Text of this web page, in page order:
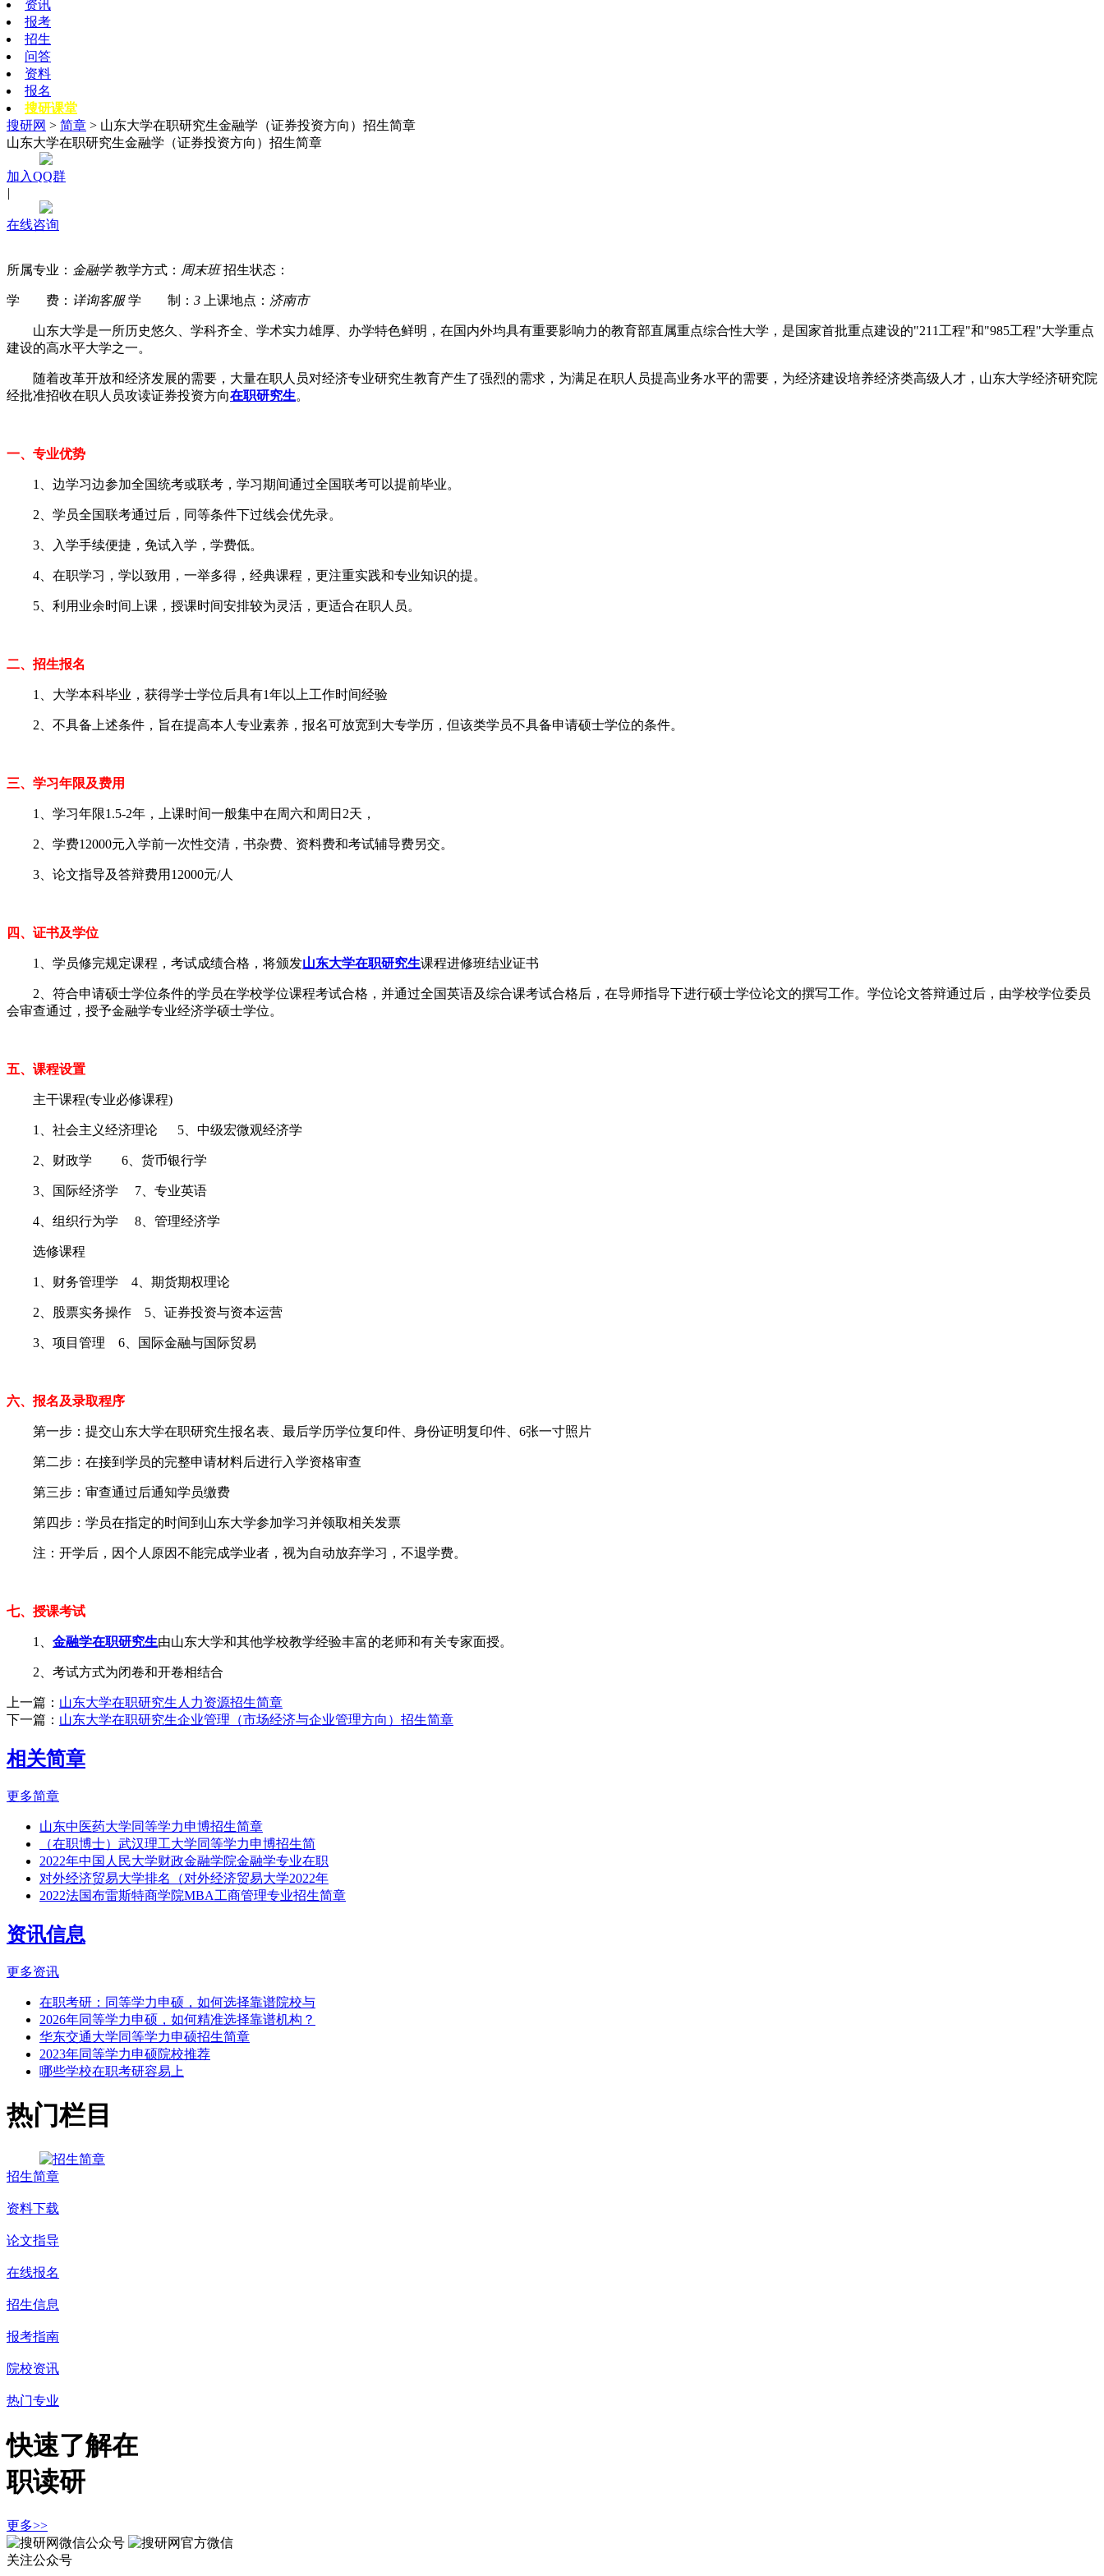
资讯
报考
招生
问答
资料
报名
搜研课堂
搜研网 > 简章 > 山东大学在职研究生金融学（证券投资方向）招生简章
山东大学在职研究生金融学（证券投资方向）招生简章
加入QQ群
|
在线咨询
所属专业： 金融学 教学方式： 周末班 招生状态：
学 费： 详询客服 学 制： 3 上课地点： 济南市
山东大学是一所历史悠久、学科齐全、学术实力雄厚、办学特色鲜明，在国内外均具有重要影响力的教育部直属重点综合性大学，是国家首批重点建设的"211工程"和"985工程"大学重点
建设的高水平大学之一。
随着改革开放和经济发展的需要，大量在职人员对经济专业研究生教育产生了强烈的需求，为满足在职人员提高业务水平的需要，为经济建设培养经济类高级人才，山东大学经济研究院
经批准招收在职人员攻读证券投资方向在职研究生。
一、专业优势
1、边学习边参加全国统考或联考，学习期间通过全国联考可以提前毕业。
2、学员全国联考通过后，同等条件下过线会优先录。
3、入学手续便捷，免试入学，学费低。
4、在职学习，学以致用，一举多得，经典课程，更注重实践和专业知识的提。
5、利用业余时间上课，授课时间安排较为灵活，更适合在职人员。
二、招生报名
1、大学本科毕业，获得学士学位后具有1年以上工作时间经验
2、不具备上述条件，旨在提高本人专业素养，报名可放宽到大专学历，但该类学员不具备申请硕士学位的条件。
三、学习年限及费用
1、学习年限1.5-2年，上课时间一般集中在周六和周日2天，
2、学费12000元入学前一次性交清，书杂费、资料费和考试辅导费另交。
3、论文指导及答辩费用12000元/人
四、证书及学位
1、学员修完规定课程，考试成绩合格，将颁发山东大学在职研究生课程进修班结业证书
2、符合申请硕士学位条件的学员在学校学位课程考试合格，并通过全国英语及综合课考试合格后，在导师指导下进行硕士学位论文的撰写工作。学位论文答辩通过后，由学校学位委员
会审查通过，授予金融学专业经济学硕士学位。
五、课程设置
主干课程(专业必修课程)
1、社会主义经济理论 5、中级宏微观经济学
2、财政学 6、货币银行学
3、国际经济学 7、专业英语
4、组织行为学 8、管理经济学
选修课程
1、财务管理学 4、期货期权理论
2、股票实务操作 5、证券投资与资本运营
3、项目管理 6、国际金融与国际贸易
六、报名及录取程序
第一步：提交山东大学在职研究生报名表、最后学历学位复印件、身份证明复印件、6张一寸照片
第二步：在接到学员的完整申请材料后进行入学资格审查
第三步：审查通过后通知学员缴费
第四步：学员在指定的时间到山东大学参加学习并领取相关发票
注：开学后，因个人原因不能完成学业者，视为自动放弃学习，不退学费。
七、授课考试
1、 金融学在职研究生由山东大学和其他学校教学经验丰富的老师和有关专家面授。
2、考试方式为闭卷和开卷相结合
上一篇： 山东大学在职研究生人力资源招生简章
下一篇： 山东大学在职研究生企业管理（市场经济与企业管理方向）招生简章
相关简章
更多简章
山东中医药大学同等学力申博招生简章
（在职博士）武汉理工大学同等学力申博招生简
2022年中国人民大学财政金融学院金融学专业在职
对外经济贸易大学排名（对外经济贸易大学2022年
2022法国布雷斯特商学院MBA工商管理专业招生简章
资讯信息
更多资讯
在职考研：同等学力申硕，如何选择靠谱院校与
2026年同等学力申硕，如何精准选择靠谱机构？
华东交通大学同等学力申硕招生简章
2023年同等学力申硕院校推荐
哪些学校在职考研容易上
热门栏目
招生简章
资料下载
论文指导
在线报名
招生信息
报考指南
院校资讯
热门专业
快速了解在
职读研
更多>>
关注公众号